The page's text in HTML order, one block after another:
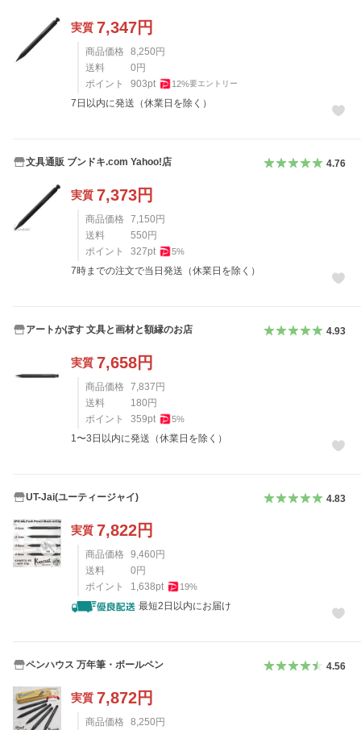
実質 7,347円
商品価格 8,250円
送料
0円
ポイント
903pt 12%要エントリー
7日以内に発送（休業日を除く）
文具通販 ブンドキ.com Yahoo!店 4.76
実質 7,373円
商品価格 7,150円
送料
550円
ポイント
327pt 5%
7時までの注文で当日発送（休業日を除く）
アートかぼす 文具と画材と額縁のお店 4.93
実質 7,658円
商品価格 7,837円
送料
180円
ポイント
359pt 5%
1〜3日以内に発送（休業日を除く）
UT-Jai(ユーティージャイ) 4.83
実質 7,822円
商品価格 9,460円
送料
0円
ポイント
1,638pt 19%
最短2日以内にお届け
ペンハウス 万年筆・ボールペン 4.56
実質 7,872円
商品価格 8,250円